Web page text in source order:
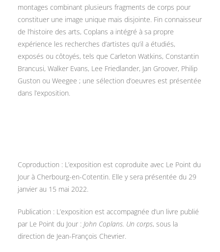
montages combinant plusieurs fragments de corps pour
constituer une image unique mais disjointe. Fin connaisseur
de l’histoire des arts, Coplans a intégré à sa propre
expérience les recherches d’artistes qu’il a étudiés,
exposés ou côtoyés, tels que Carleton Watkins, Constantin
Brancusi, Walker Evans, Lee Friedlander, Jan Groover, Philip
Guston ou Weegee ; une sélection d’oeuvres est présentée
dans l’exposition.
Coproduction : L’exposition est coproduite avec Le Point du
Jour à Cherbourg-en-Cotentin. Elle y sera présentée du 29
janvier au 15 mai 2022.
Publication : L’exposition est accompagnée d’un livre publié
par Le Point du Jour : John Coplans. Un corps, sous la
direction de Jean-François Chevrier.